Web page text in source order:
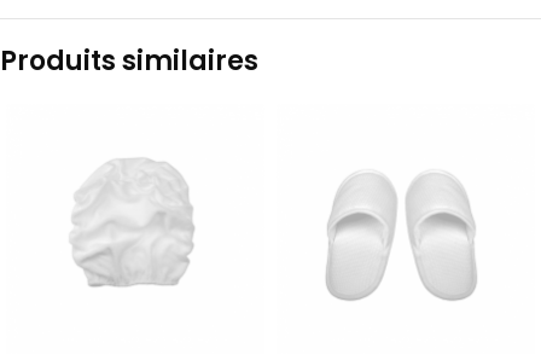
Produits similaires